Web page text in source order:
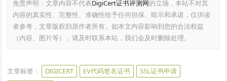
免责声明：文章内容不代表DigiCert证书评测网的立场，本站不对其
内容的真实性、完整性、准确性给予任何担保、暗示和承诺，仅供读
者参考，文章版权归原作者所有。如本文内容影响到您的合法权益
（内容、图片等），请及时联系本站，我们会及时删除处理。
文章标签： DIGICERT EV代码签名证书
SSL证书申请